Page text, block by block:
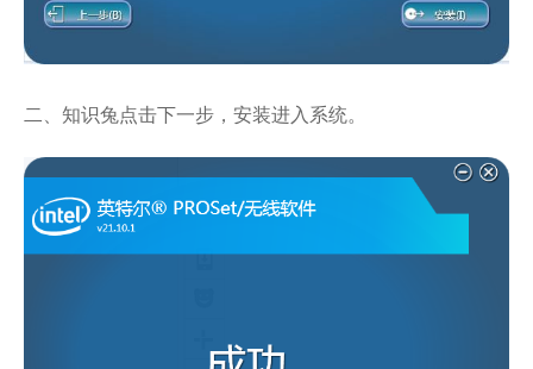
二、知识兔点击下一步，安装进入系统。